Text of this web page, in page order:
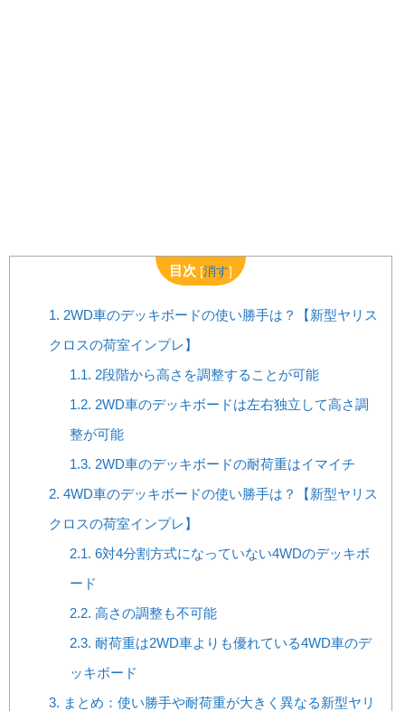
目次 [消す]
1. 2WD車のデッキボードの使い勝手は？【新型ヤリス
クロスの荷室インプレ】
1.1. 2段階から高さを調整することが可能
1.2. 2WD車のデッキボードは左右独立して高さ調
整が可能
1.3. 2WD車のデッキボードの耐荷重はイマイチ
2. 4WD車のデッキボードの使い勝手は？【新型ヤリス
クロスの荷室インプレ】
2.1. 6対4分割方式になっていない4WDのデッキボ
ード
2.2. 高さの調整も不可能
2.3. 耐荷重は2WD車よりも優れている4WD車のデ
ッキボード
3. まとめ：使い勝手や耐荷重が大きく異なる新型ヤリ